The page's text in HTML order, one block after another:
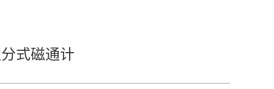
式磁通计